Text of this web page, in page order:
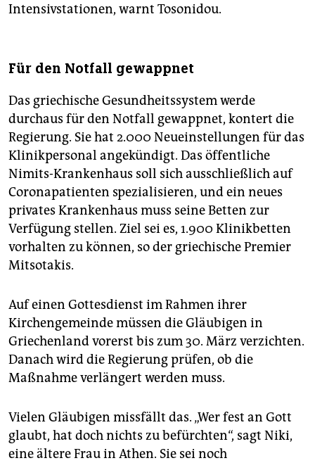
Intensivstationen, warnt Tosonidou.
Für den Notfall gewappnet
Das griechische Gesundheitssystem werde
durchaus für den Notfall gewappnet, kontert die
Regierung. Sie hat 2.000 Neueinstellungen für das
Klinikpersonal angekündigt. Das öffentliche
Nimits-Krankenhaus soll sich ausschließlich auf
Coronapatienten spezialisieren, und ein neues
privates Krankenhaus muss seine Betten zur
Verfügung stellen. Ziel sei es, 1.900 Klinikbetten
vorhalten zu können, so der griechische Premier
Mitsotakis.
Auf einen Gottesdienst im Rahmen ihrer
Kirchengemeinde müssen die Gläubigen in
Griechenland vorerst bis zum 30. März verzichten.
Danach wird die Regierung prüfen, ob die
Maßnahme verlängert werden muss.
Vielen Gläubigen missfällt das. „Wer fest an Gott
glaubt, hat doch nichts zu befürchten“, sagt Niki,
eine ältere Frau in Athen. Sie sei noch